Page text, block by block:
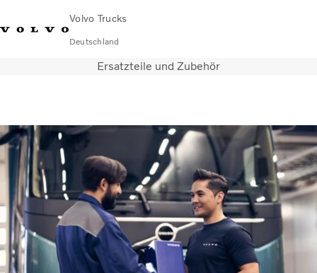
Volvo Trucks
Deutschland
EinloggenLkw-Konfigurator Deutschland
Transportlösungen
Services
Händler & Werkstätten
News
Über uns
Karriere
Technisches
Ersatzteile und Zubehör